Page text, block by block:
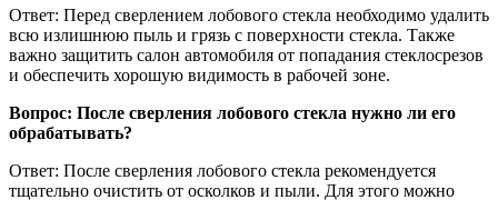
Ответ: Перед сверлением лобового стекла необходимо удалить
всю излишнюю пыль и грязь с поверхности стекла. Также
важно защитить салон автомобиля от попадания стеклосрезов
и обеспечить хорошую видимость в рабочей зоне.
Вопрос: После сверления лобового стекла нужно ли его
обрабатывать?
Ответ: После сверления лобового стекла рекомендуется
тщательно очистить от осколков и пыли. Для этого можно